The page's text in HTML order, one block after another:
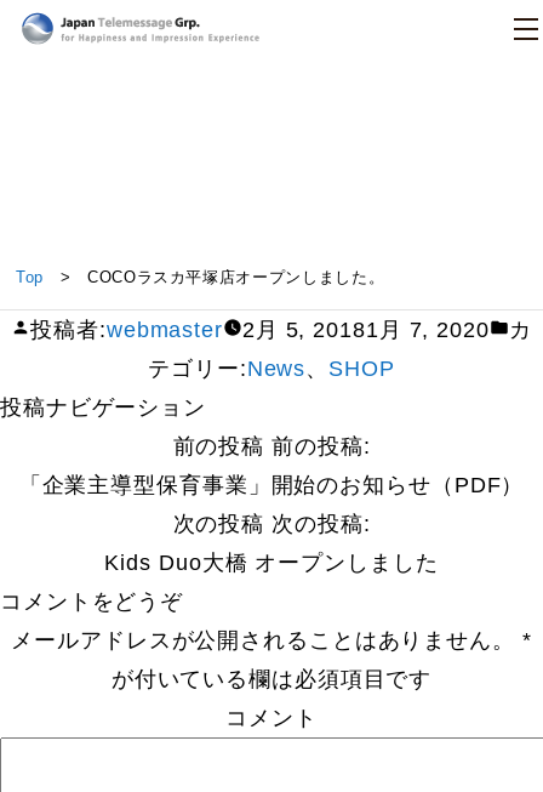
COCOラスカ平塚店オープンしました。
Top > COCOラスカ平塚店オープンしました。
投稿者:webmaster 2月 5, 20181月 7, 2020
カ
テゴリー:News、 SHOP
投稿ナビゲーション
前の投稿 前の投稿:
「企業主導型保育事業」開始のお知らせ（PDF）
次の投稿 次の投稿:
Kids Duo大橋 オープンしました
コメントをどうぞ
メールアドレスが公開されることはありません。
*
が付いている欄は必須項目です
コメント